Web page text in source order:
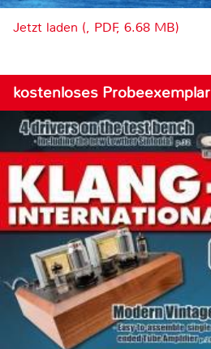
Jetzt laden (, PDF, 6.68 MB)
kostenloses Probeexemplar